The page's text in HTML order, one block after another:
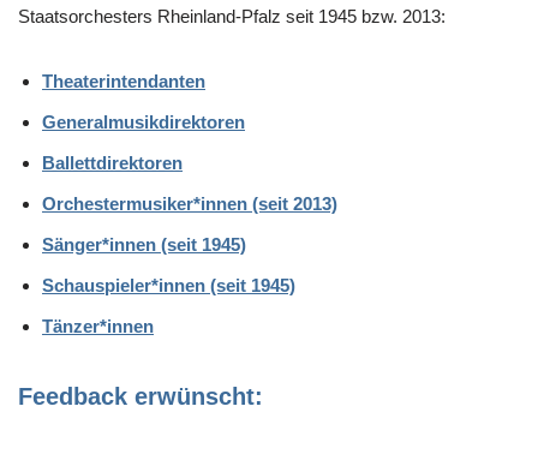
Staatsorchesters Rheinland-Pfalz seit 1945 bzw. 2013:
Theaterintendanten
Generalmusikdirektoren
Ballettdirektoren
Orchestermusiker*innen (seit 2013)
Sänger*innen (seit 1945)
Schauspieler*innen (seit 1945)
Tänzer*innen
Feedback erwünscht: